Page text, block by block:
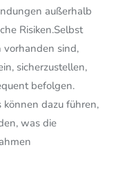
außerhalb
Risiken.Selbst
vorhanden sind,
sicherzustellen,
befolgen.
dazu führen,
was die